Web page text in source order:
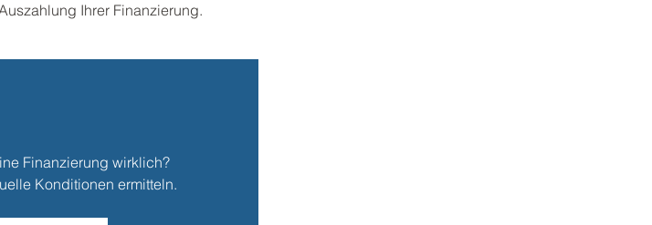
Ihrer Finanzierung.
Finanzierung wirklich?
Konditionen ermitteln.